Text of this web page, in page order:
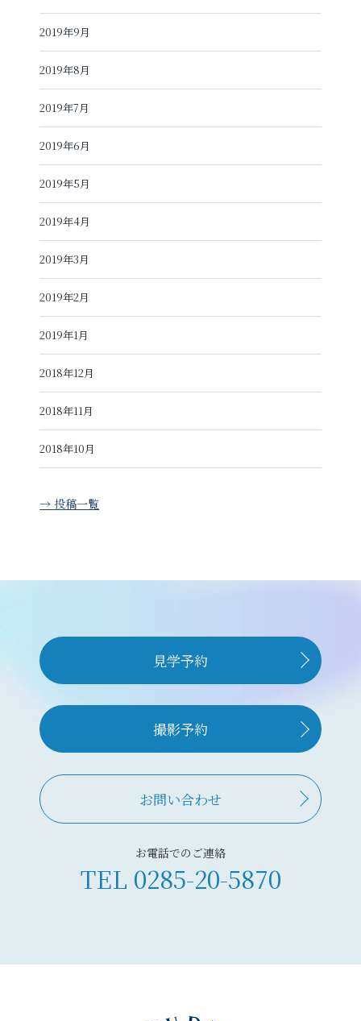
2019年9月
2019年8月
2019年7月
2019年6月
2019年5月
2019年4月
2019年3月
2019年2月
2019年1月
2018年12月
2018年11月
2018年10月
→ 投稿一覧
見学予約
撮影予約
お問い合わせ
お電話でのご連絡
TEL 0285-20-5870